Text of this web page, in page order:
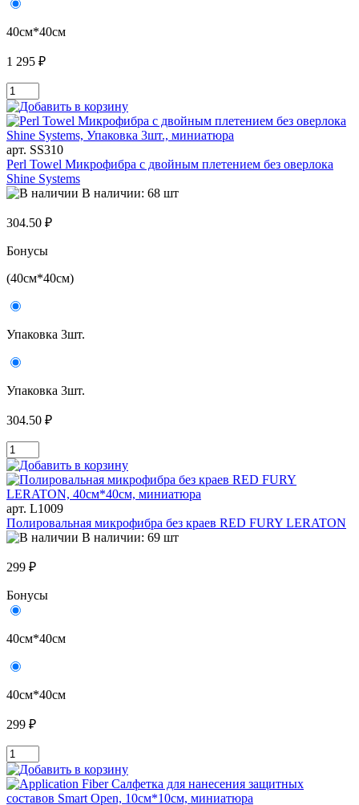
40см*40см
1 295 ₽
арт. SS310
Perl Towel Микрофибра с двойным плетением без оверлока
Shine Systems
В наличии: 68 шт
304.50 ₽
Бонусы
(40см*40см)
Упаковка 3шт.
Упаковка 3шт.
304.50 ₽
арт. L1009
Полировальная микрофибра без краев RED FURY LERATON
В наличии: 69 шт
299 ₽
Бонусы
40см*40см
40см*40см
299 ₽